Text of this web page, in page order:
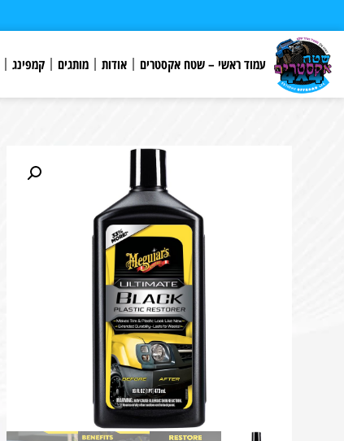
עמוד ראשי – שטח אקסטרים אודות מותגים קמפינג